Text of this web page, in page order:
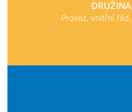
DRUŽINA
Provoz, vnitřní